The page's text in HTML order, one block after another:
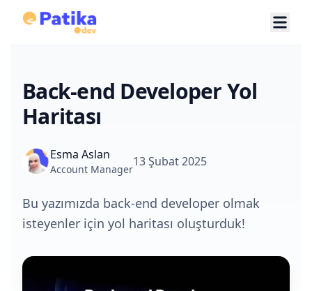
Back-end Developer Yol
Haritası
Esma Aslan
Account Manager
13 Şubat 2025
Bu yazımızda back-end developer olmak
isteyenler için yol haritası oluşturduk!